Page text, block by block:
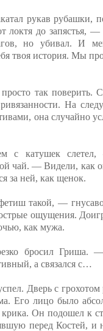
рукав рубашки,
локтя до запястья, —
но убивал. И
твоя история. Мы
так поверить.
На
она случайно
с катушек
чай. — Видели, как
за ней, как щенок.
такой, — гнусаво
ощущения.
как мужа.
бросил Гриша. —
а связался с…
Дверь с грохотом
Его лицо было
Он подошел к
перед Костей, и